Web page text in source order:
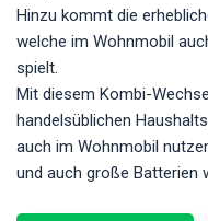
Hinzu kommt die
welche im Wohnmobil
spielt.
Mit diesem Kombi-
handelsüblichen
auch im Wohnmobil
und auch große Batterien